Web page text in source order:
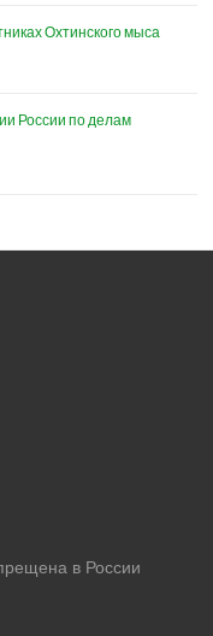
Охтинского мыса
России по делам
в России